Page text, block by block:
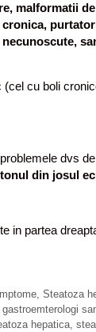
malformatii
cu boli
dvs
din josul
in partea
, Steatoza
gastroemterologi
hepatica